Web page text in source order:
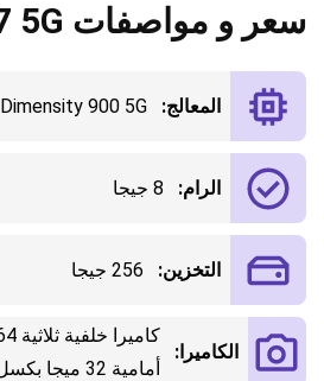
سعر و مواصفات Oppo Reno 7 5G
المعالج: Dimensity 900 5G
الرام: 8 جيجا
التخزين: 256 جيجا
الكاميرا:
أمامية 32 ميجا بكسل